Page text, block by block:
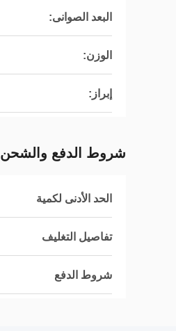
البعد الصوانى:
الوزن:
إبراز:
شروط الدفع والشحن
الحد الأدنى لكمية
تفاصيل التغليف
شروط الدفع